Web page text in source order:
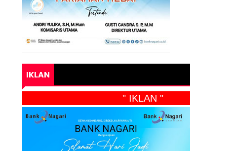
IKLAN
" IKLAN "